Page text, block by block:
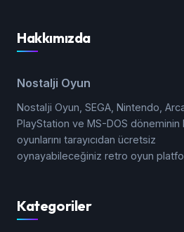
Hakkımızda
Nostalji Oyun
Nostalji Oyun, SEGA, Nintendo,
PlayStation ve MS-DOS döneminin
oyunlarını tarayıcıdan ücretsiz
oynayabileceğiniz retro oyun
Kategoriler